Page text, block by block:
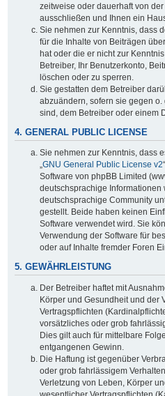
zeitweise oder dauerhaft von
ausschließen und Ihnen ein
Sie nehmen zur Kenntnis, dass
für die Inhalte von Beiträgen
hat oder die er nicht zur
Betreiber, Ihr Benutzerkonto,
löschen oder zu sperren.
Sie gestatten dem Betreiber
abzuändern, sofern sie gegen
sind, dem Betreiber oder einem
4. GENERAL PUBLIC LICENSE
Sie nehmen zur Kenntnis, dass
„GNU General Public License v2
Software von phpBB Limited
deutschsprachige Informationen
deutschsprachige Community
gestellt. Beide haben keinen
Software verwendet wird. Sie
Verwendung der Software für
oder auf Inhalte fremder Foren
5. GEWÄHRLEISTUNG
Der Betreiber haftet mit
Körper und Gesundheit und der
Vertragspflichten
vorsätzliches oder grob
Dies gilt auch für mittelbare
entgangenen Gewinn.
Die Haftung ist gegenüber
oder grob fahrlässigem
Verletzung von Leben, Körper